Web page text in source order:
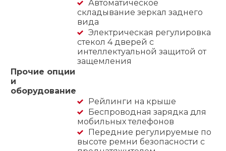
Автоматическое
складывание зеркал заднего
вида
Электрическая регулировка
стекол 4 дверей с
интеллектуальной защитой от
защемления
Прочие опции
и
оборудование
Рейлинги на крыше
Беспроводная зарядка для
мобильных телефонов
Передние регулируемые по
высоте ремни безопасности с